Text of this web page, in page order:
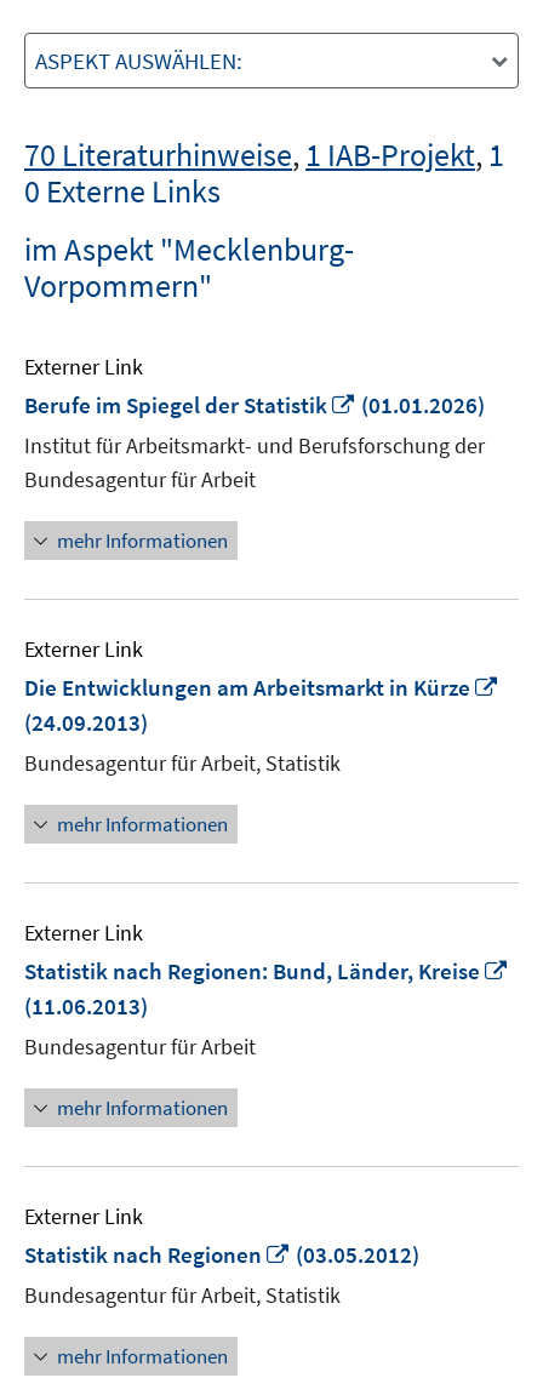
ASPEKT AUSWÄHLEN:
70 Literaturhinweise, 1 IAB-Projekt, 1
0 Externe Links
im Aspekt "Mecklenburg-
Vorpommern"
Externer Link
Berufe im Spiegel der Statistik
In
neuem
Fenster
(01.01.2026)
Institut für Arbeitsmarkt- und Berufsforschung der
Bundesagentur für Arbeit
mehr Informationen
Externer Link
Die Entwicklungen am Arbeitsmarkt in Kürze
(24.09.2013)
Bundesagentur für Arbeit, Statistik
mehr Informationen
Externer Link
Statistik nach Regionen: Bund, Länder, Kreise
(11.06.2013)
Bundesagentur für Arbeit
mehr Informationen
Externer Link
Statistik nach Regionen
In
neuem
Fenster
(03.05.2012)
Bundesagentur für Arbeit, Statistik
mehr Informationen